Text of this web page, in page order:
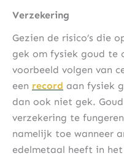
Verzekering
Gezien de risico’s die
gek om fysiek goud te
voorbeeld volgen van
een record aan fysiek
dan ook niet gek.
verzekering te
namelijk toe wanneer
edelmetaal heeft in